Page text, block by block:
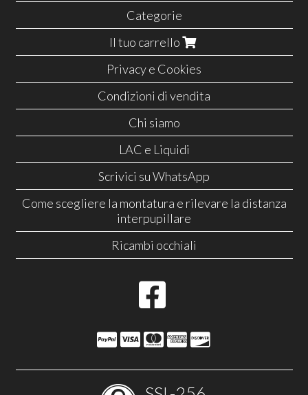
Categorie
Il tuo carrello
Privacy e Cookies
Condizioni di vendita
Chi siamo
LAC e Liquidi
Scrivici su WhatsApp
Come scegliere la montatura e rilevare la distanza
interpupillare
Ricambi occhiali